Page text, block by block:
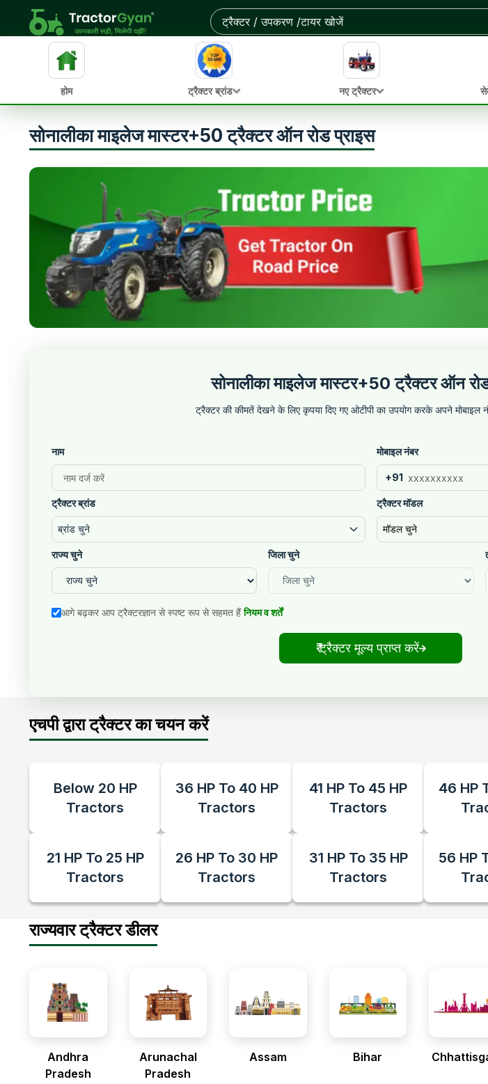
होम ट्रैक्टर ब्रांड नए ट्रैक्टर
सोनालीका माइलेज मास्टर+50 ट्रैक्टर ऑन रोड प्राइस
सोनालीका माइलेज मास्टर+50 ट्रैक्टर ऑन
ट्रैक्टर की कीमतें देखने के लिए कृपया दिए गए ओटीपी का उपयोग करके अपने मोबाइल
नाम मोबाइल नंबर
+91
ट्रैक्टर ब्रांड
ब्रांड चुने
ट्रैक्टर मॉडल
मॉडल चुने
राज्य चुने जिला चुने
आगे बढ़कर आप ट्रैक्टरज्ञान से स्पष्ट रूप से सहमत हैं नियम व शर्तें
₹ ट्रैक्टर मूल्य प्राप्त करें
एचपी द्वारा ट्रैक्टर का चयन करें
Below 20 HP
Tractors
36 HP To 40 HP
Tractors
41 HP To 45 HP
Tractors
46 HP
21 HP To 25 HP
Tractors
26 HP To 30 HP
Tractors
31 HP To 35 HP
Tractors
56 HP
राज्यवार ट्रैक्टर डीलर
Andhra
Pradesh
Arunachal
Pradesh
Assam Bihar